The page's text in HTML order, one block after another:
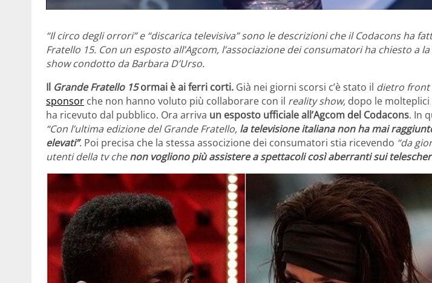
“Il circo degli orrori” e “discarica televisiva” sono le descrizioni che il Codacons ha
Fratello 15. Con un esposto all’Agcom, l’associazione dei consumatori ha chiesto a
show condotto da Barbara D’Urso.
Il Grande Fratello 15 ormai è ai ferri corti. Già nei giorni scorsi c’è stato il dietro front
sponsor che non hanno voluto più collaborare con il reality show, dopo le
ha ricevuto dal pubblico. Ora arriva un esposto ufficiale all’Agcom del Codacons. In
“Con l’ultima edizione del Grande Fratello, la televisione italiana non ha mai
elevati”. Poi precisa che la stessa associzione dei consumatori stia ricevendo “da
utenti della tv chenon vogliono più assistere a spettacoli così aberranti sui